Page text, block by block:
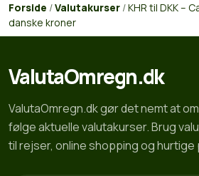
Forside /Valutakurser /KHR til DKK –
danske kroner
ValutaOmregn.dk
ValutaOmregn.dk gør det nemt at
følge aktuelle valutakurser. Brug
til rejser, online shopping og hurtige